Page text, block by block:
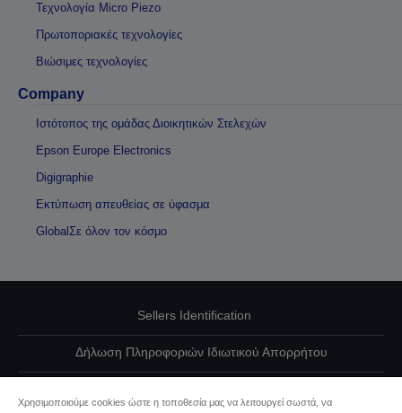
Τεχνολογία Micro Piezo
Πρωτοποριακές τεχνολογίες
Βιώσιμες τεχνολογίες
Company
Ιστότοπος της ομάδας Διοικητικών Στελεχών
Epson Europe Electronics
Digigraphie
Εκτύπωση απευθείας σε ύφασμα
GlobalΣε όλον τον κόσμο
Sellers Identification
Δήλωση Πληροφοριών Ιδιωτικού Απορρήτου
Χρησιμοποιούμε cookies ώστε η τοποθεσία μας να λειτουργεί σωστά, να